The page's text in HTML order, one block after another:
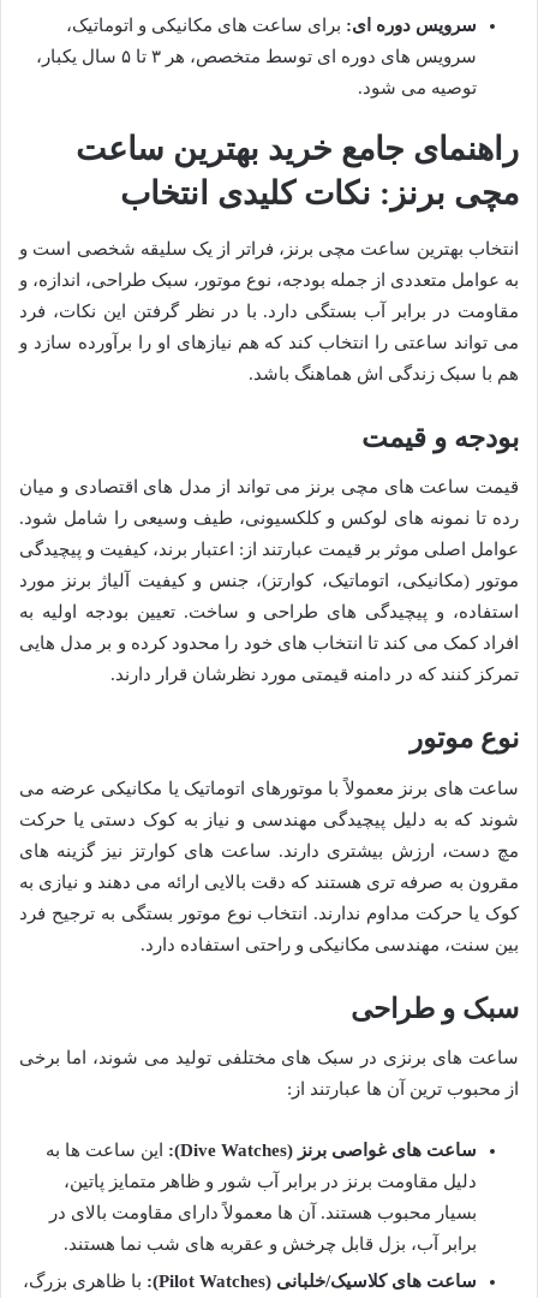
سرویس دوره ای: برای ساعت های مکانیکی و اتوماتیک،
سرویس های دوره ای توسط متخصص، هر ۳ تا ۵ سال یکبار،
توصیه می شود.
راهنمای جامع خرید بهترین ساعت
مچی برنز: نکات کلیدی انتخاب
انتخاب بهترین ساعت مچی برنز، فراتر از یک سلیقه شخصی است و
به عوامل متعددی از جمله بودجه، نوع موتور، سبک طراحی، اندازه، و
مقاومت در برابر آب بستگی دارد. با در نظر گرفتن این نکات، فرد
می تواند ساعتی را انتخاب کند که هم نیازهای او را برآورده سازد و
هم با سبک زندگی اش هماهنگ باشد.
بودجه و قیمت
قیمت ساعت های مچی برنز می تواند از مدل های اقتصادی و میان
رده تا نمونه های لوکس و کلکسیونی، طیف وسیعی را شامل شود.
عوامل اصلی موثر بر قیمت عبارتند از: اعتبار برند، کیفیت و پیچیدگی
موتور (مکانیکی، اتوماتیک، کوارتز)، جنس و کیفیت آلیاژ برنز مورد
استفاده، و پیچیدگی های طراحی و ساخت. تعیین بودجه اولیه به
افراد کمک می کند تا انتخاب های خود را محدود کرده و بر مدل هایی
تمرکز کنند که در دامنه قیمتی مورد نظرشان قرار دارند.
نوع موتور
ساعت های برنز معمولاً با موتورهای اتوماتیک یا مکانیکی عرضه می
شوند که به دلیل پیچیدگی مهندسی و نیاز به کوک دستی یا حرکت
مچ دست، ارزش بیشتری دارند. ساعت های کوارتز نیز گزینه های
مقرون به صرفه تری هستند که دقت بالایی ارائه می دهند و نیازی به
کوک یا حرکت مداوم ندارند. انتخاب نوع موتور بستگی به ترجیح فرد
بین سنت، مهندسی مکانیکی و راحتی استفاده دارد.
سبک و طراحی
ساعت های برنزی در سبک های مختلفی تولید می شوند، اما برخی
از محبوب ترین آن ها عبارتند از:
ساعت های غواصی برنز (Dive Watches):
این ساعت ها به
دلیل مقاومت برنز در برابر آب شور و ظاهر متمایز پاتین،
بسیار محبوب هستند. آن ها معمولاً دارای مقاومت بالای در
برابر آب، بزل قابل چرخش و عقربه های شب نما هستند.
ساعت های کلاسیک/خلبانی (Pilot Watches):
با ظاهری بزرگ،